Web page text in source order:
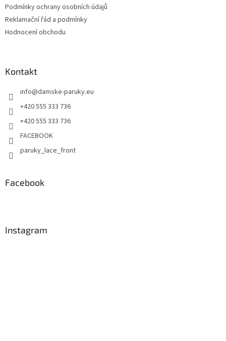
Podmínky ochrany osobních údajů
Reklamační řád a podmínky
Hodnocení obchodu
Kontakt
info@damske-paruky.eu
+420 555 333 736
+420 555 333 736
FACEBOOK
paruky_lace_front
Facebook
Instagram